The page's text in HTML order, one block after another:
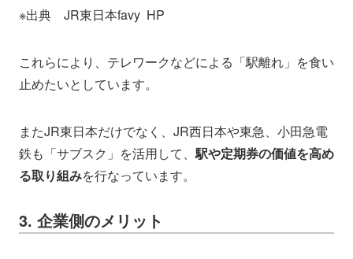
※出典 JR東日本favy HP
これらにより、テレワークなどによる「駅離れ」を食い
止めたいとしています。
またJR東日本だけでなく、JR西日本や東急、小田急電
鉄も「サブスク」を活用して、 駅や定期券の価値を高め
る取り組みを行なっています。
3. 企業側のメリット